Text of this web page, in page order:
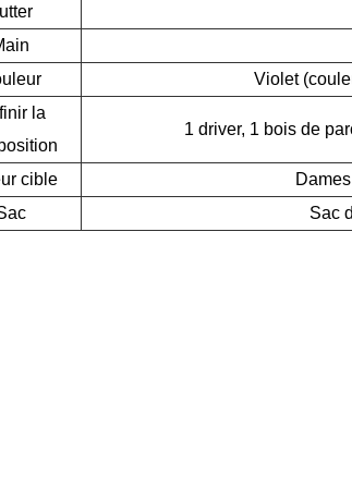
Violet
la
1 driver, 1 bois de
cible
Sac